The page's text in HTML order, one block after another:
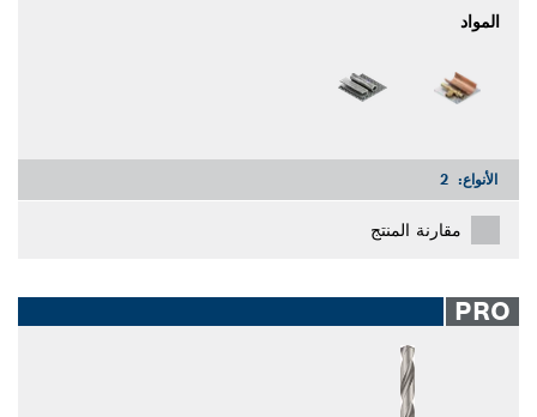
المواد
الأنواع: 2
مقارنة المنتج
PRO